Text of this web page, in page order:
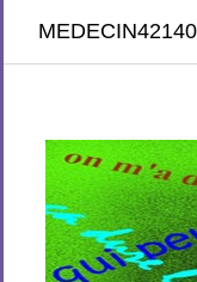
MEDECIN42140